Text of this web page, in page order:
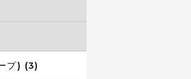
プ) (3)